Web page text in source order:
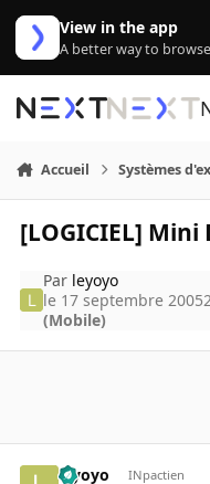
Aller au contenu
View in the app
A better way to
Accueil Systèmes
[LOGICIEL] Mini
Par leyoyo
le 17 septembre 2005
(Mobile)
leyoyo INpactien